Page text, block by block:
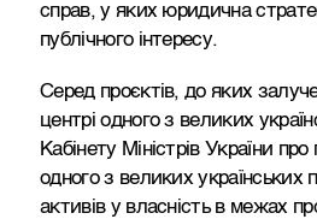
справ, у яких юридична
публічного інтересу.
Серед проєктів, до яких
центрі одного з великих
Кабінету Міністрів України
одного з великих українських
активів у власність в межах